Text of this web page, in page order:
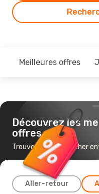
Meilleures offres
Découvrez les
offres
Trouvez un vol pas cher
Aller-retour